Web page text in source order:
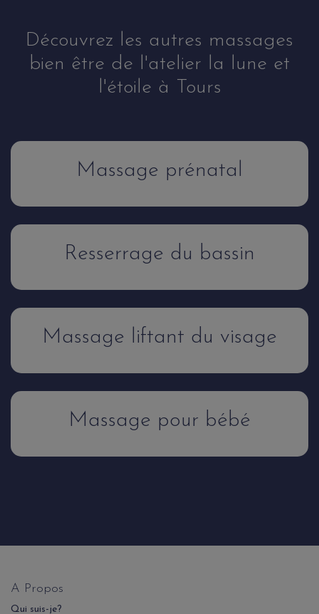
Découvrez les autres massages
bien être de l'atelier la lune et
l'étoile à Tours
Massage prénatal
Resserrage du bassin
Massage liftant du visage
Massage pour bébé
A Propos
Qui suis-je?